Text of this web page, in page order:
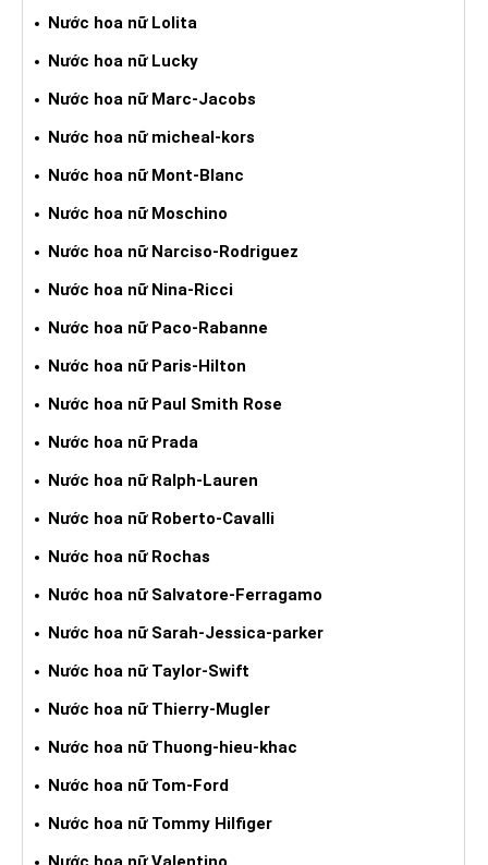
Nước hoa nữ Lolita
Nước hoa nữ Lucky
Nước hoa nữ Marc-Jacobs
Nước hoa nữ micheal-kors
Nước hoa nữ Mont-Blanc
Nước hoa nữ Moschino
Nước hoa nữ Narciso-Rodriguez
Nước hoa nữ Nina-Ricci
Nước hoa nữ Paco-Rabanne
Nước hoa nữ Paris-Hilton
Nước hoa nữ Paul Smith Rose
Nước hoa nữ Prada
Nước hoa nữ Ralph-Lauren
Nước hoa nữ Roberto-Cavalli
Nước hoa nữ Rochas
Nước hoa nữ Salvatore-Ferragamo
Nước hoa nữ Sarah-Jessica-parker
Nước hoa nữ Taylor-Swift
Nước hoa nữ Thierry-Mugler
Nước hoa nữ Thuong-hieu-khac
Nước hoa nữ Tom-Ford
Nước hoa nữ Tommy Hilfiger